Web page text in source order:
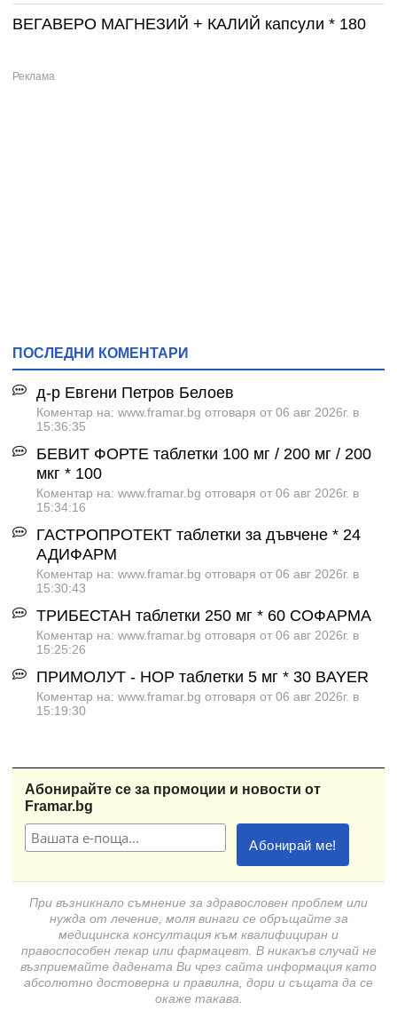
ВЕГАВЕРО МАГНЕЗИЙ + КАЛИЙ капсули * 180
ПОСЛЕДНИ КОМЕНТАРИ
д-р Евгени Петров Белоев
Коментар на: www.framar.bg отговаря от 06 авг 2026г. в
15:36:35
БЕВИТ ФОРТЕ таблетки 100 мг / 200 мг / 200
мкг * 100
Коментар на: www.framar.bg отговаря от 06 авг 2026г. в
15:34:16
ГАСТРОПРОТЕКТ таблетки за дъвчене * 24
АДИФАРМ
Коментар на: www.framar.bg отговаря от 06 авг 2026г. в
15:30:43
ТРИБЕСТАН таблетки 250 мг * 60 СОФАРМА
Коментар на: www.framar.bg отговаря от 06 авг 2026г. в
15:25:26
ПРИМОЛУТ - НОР таблетки 5 мг * 30 BAYER
Коментар на: www.framar.bg отговаря от 06 авг 2026г. в
15:19:30
Абонирайте се за промоции и новости от
Framar.bg
При възникнало съмнение за здравословен проблем или
нужда от лечение, моля винаги се обръщайте за
медицинска консултация към квалифициран и
правоспособен лекар или фармацевт. В никакъв случай не
възприемайте дадената Ви чрез сайта информация като
абсолютно достоверна и правилна, дори и същата да се
окаже такава.